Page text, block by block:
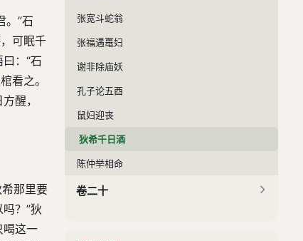
。”石
可眠千
：“石
看之。
醒，
那里要
？”狄
喝这一
张宽斗蛇翁
张福遇鼍妇
谢非除庙妖
孔子论五酉
鼠妇迎丧
狄希千日酒
陈仲举相命
卷二十